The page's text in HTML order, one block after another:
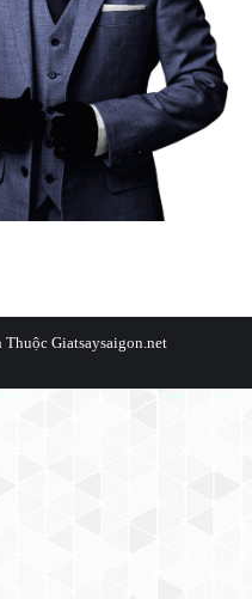
Thuộc Giatsaysaigon.net